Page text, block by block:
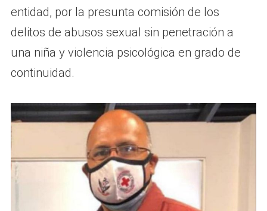
entidad, por la presunta comisión de los
delitos de abusos sexual sin penetración a
una niña y violencia psicológica en grado de
continuidad.